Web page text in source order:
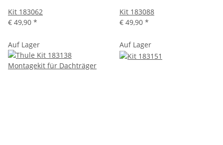
Kit 183062
€ 49,90 *
Kit 183088
€ 49,90 *
Auf Lager Auf Lager